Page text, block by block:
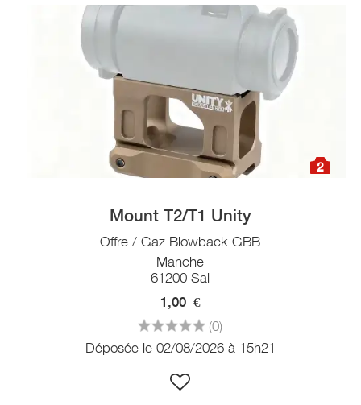
2
Mount T2/T1 Unity
Offre / Gaz Blowback GBB
Manche
61200 Sai
1,00 €
(0)
Déposée le 02/08/2026 à 15h21